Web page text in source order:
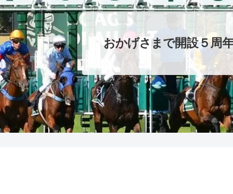
おかげさまで開設５周